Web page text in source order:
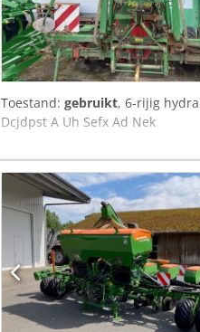
Toestand: gebruikt, 6-rijig
Dcjdpst A Uh Sefx Ad Nek